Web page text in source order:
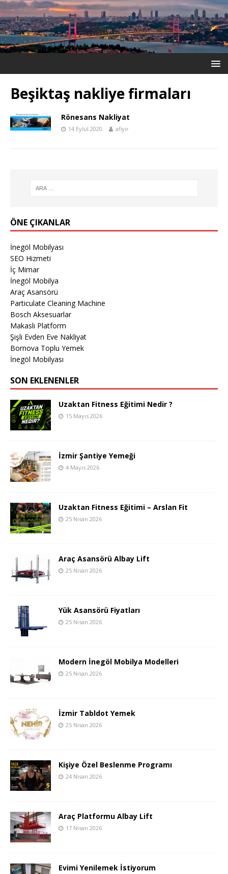
Beşiktaş nakliye firmaları
Rönesans Nakliyat
14 Eylül 2020 afiyir
ÖNE ÇIKANLAR
İnegöl Mobilyası
SEO Hizmeti
İç Mimar
İnegöl Mobilya
Araç Asansörü
Particulate Cleaning Machine
Bosch Aksesuarlar
Makaslı Platform
Şişli Evden Eve Nakliyat
Bornova Toplu Yemek
İnegöl Mobilyası
SON EKLENENLER
Uzaktan Fitness Eğitimi Nedir ?
15 Mayıs 2026
İzmir Şantiye Yemeği
4 Mayıs 2026
Uzaktan Fitness Eğitimi – Arslan Fit
25 Nisan 2026
Araç Asansörü Albay Lift
25 Nisan 2026
Yük Asansörü Fiyatları
25 Nisan 2026
Modern İnegöl Mobilya Modelleri
25 Nisan 2026
İzmir Tabldot Yemek
25 Nisan 2026
Kişiye Özel Beslenme Programı
24 Nisan 2026
Araç Platformu Albay Lift
17 Nisan 2026
Evimi Yenilemek İstiyorum